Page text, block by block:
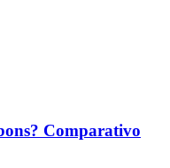
Comparativo